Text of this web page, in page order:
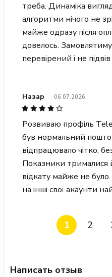
треба. Динаміка
алгоритми нічого не
майже одразу після
довелось.
перевірений і не
Назар 06.07.2026
Розвиваю профіль
був нормальний
відпрацювало чітко,
Показники трималися
відкату майже не
на інші свої акаунти
1 2
Написать отзыв